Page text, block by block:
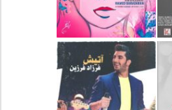
دانلود آهنگ جدید علی
لهراسبی بنام صورت